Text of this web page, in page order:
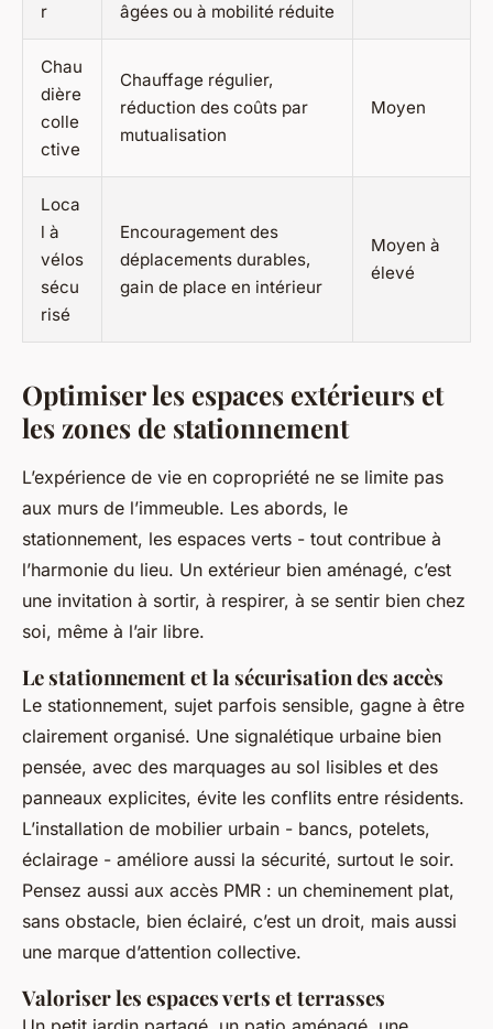
r
âgées ou à mobilité réduite
Chau
dière
colle
ctive
Chauffage régulier,
réduction des coûts par
mutualisation
Moyen
Loca
l à
vélos
sécu
risé
Encouragement des
déplacements durables,
gain de place en intérieur
Moyen à
élevé
Optimiser les espaces extérieurs et
les zones de stationnement
L’expérience de vie en copropriété ne se limite pas
aux murs de l’immeuble. Les abords, le
stationnement, les espaces verts - tout contribue à
l’harmonie du lieu. Un extérieur bien aménagé, c’est
une invitation à sortir, à respirer, à se sentir bien chez
soi, même à l’air libre.
Le stationnement et la sécurisation des accès
Le stationnement, sujet parfois sensible, gagne à être
clairement organisé. Une signalétique urbaine bien
pensée, avec des marquages au sol lisibles et des
panneaux explicites, évite les conflits entre résidents.
L’installation de mobilier urbain - bancs, potelets,
éclairage - améliore aussi la sécurité, surtout le soir.
Pensez aussi aux accès PMR : un cheminement plat,
sans obstacle, bien éclairé, c’est un droit, mais aussi
une marque d’attention collective.
Valoriser les espaces verts et terrasses